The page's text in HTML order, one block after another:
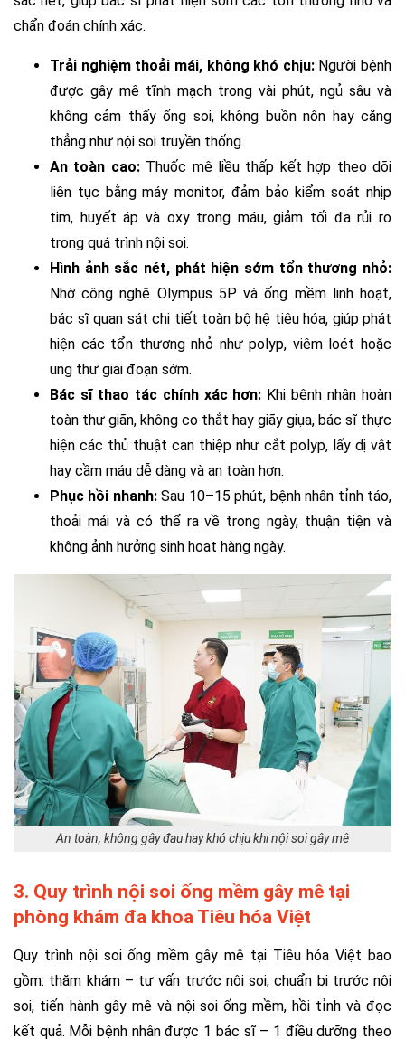
chẩn đoán chính xác.
Trải nghiệm thoải mái, không khó chịu:Người bệnh
được gây mê tĩnh mạch trong vài phút, ngủ sâu và
không cảm thấy ống soi, không buồn nôn hay căng
thẳng như nội soi truyền thống.
An toàn cao:Thuốc mê liều thấp kết hợp theo dõi
liên tục bằng máy monitor, đảm bảo kiểm soát nhịp
tim, huyết áp và oxy trong máu, giảm tối đa rủi ro
trong quá trình nội soi.
Hình ảnh sắc nét, phát hiện sớm tổn thương nhỏ:
Nhờ công nghệ Olympus 5P và ống mềm linh hoạt,
bác sĩ quan sát chi tiết toàn bộ hệ tiêu hóa, giúp phát
hiện các tổn thương nhỏ như polyp, viêm loét hoặc
ung thư giai đoạn sớm.
Bác sĩ thao tác chính xác hơn: Khi bệnh nhân hoàn
toàn thư giãn, không co thắt hay giãy giụa, bác sĩ thực
hiện các thủ thuật can thiệp như cắt polyp, lấy dị vật
hay cầm máu dễ dàng và an toàn hơn.
Phục hồi nhanh:Sau 10–15 phút, bệnh nhân tỉnh táo,
thoải mái và có thể ra về trong ngày, thuận tiện và
không ảnh hưởng sinh hoạt hàng ngày.
An toàn, không gây đau hay khó chịu khi nội soi gây mê
3. Quy trình nội soi ống mềm gây mê tại
phòng khám đa khoa Tiêu hóa Việt
Quy trình nội soi ống mềm gây mê tại Tiêu hóa Việt bao
gồm: thăm khám – tư vấn trước nội soi, chuẩn bị trước nội
soi, tiến hành gây mê và nội soi ống mềm, hồi tỉnh và đọc
kết quả. Mỗi bệnh nhân được 1 bác sĩ – 1 điều dưỡng theo